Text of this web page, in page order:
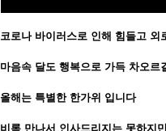
코로나 바이러스로 인해 힘들고
마음속 달도 행복으로 가득 차오르
올해는 특별한 한가위 입니다
비록 만나서 인사드리지는 못하지